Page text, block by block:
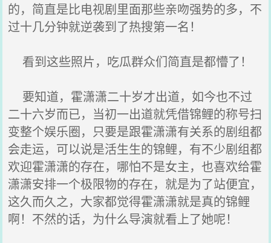
的，简直是比电视剧里面那些亲吻强势的多，不
过十几分钟就逆袭到了热搜第一名！
看到这些照片，吃瓜群众们简直是都懵了！
要知道，霍潇潇二十岁才出道，如今也不过
二十六岁而已，当初一出道就凭借锦鲤的称号扫
变整个娱乐圈，只要是跟霍潇潇有关系的剧组都
会走运，可以说是活生生的锦鲤，有不少剧组都
欢迎霍潇潇的存在，哪怕不是女主，也喜欢给霍
潇潇安排一个极限物的存在，就是为了站便宜，
这久而久之，大家都觉得霍潇潇就是真的锦鲤
啊！不然的话，为什么导演就看上了她呢！